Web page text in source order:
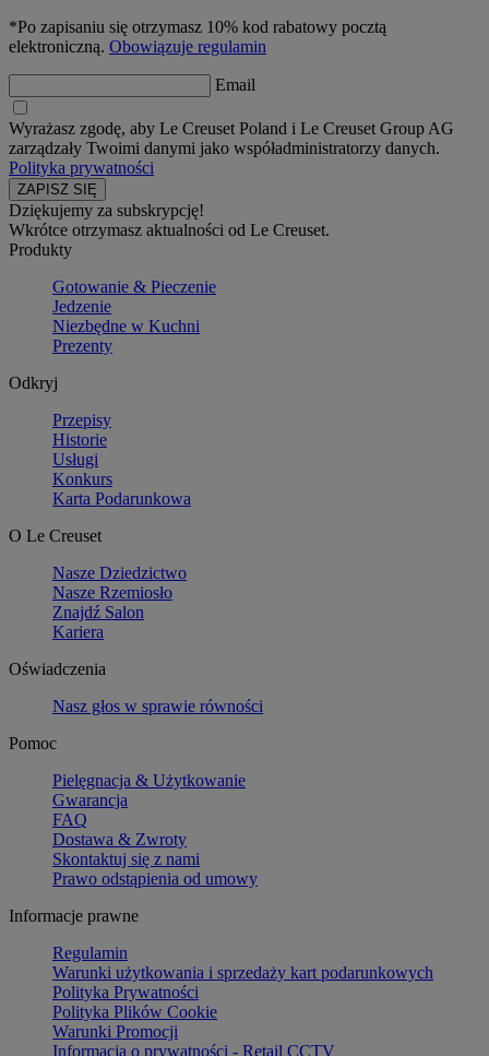
*Po zapisaniu się otrzymasz 10% kod rabatowy pocztą
elektroniczną. Obowiązuje regulamin
Email
Wyrażasz zgodę, aby Le Creuset Poland i Le Creuset Group AG
zarządzały Twoimi danymi jako współadministratorzy danych.
Polityka prywatności
Dziękujemy za subskrypcję!
Wkrótce otrzymasz aktualności od Le Creuset.
Produkty
Gotowanie & Pieczenie
Jedzenie
Niezbędne w Kuchni
Prezenty
Odkryj
Przepisy
Historie
Usługi
Konkurs
Karta Podarunkowa
O Le Creuset
Nasze Dziedzictwo
Nasze Rzemiosło
Znajdź Salon
Kariera
Oświadczenia
Nasz głos w sprawie równości
Pomoc
Pielęgnacja & Użytkowanie
Gwarancja
FAQ
Dostawa & Zwroty
Skontaktuj się z nami
Prawo odstąpienia od umowy
Informacje prawne
Regulamin
Warunki użytkowania i sprzedaży kart podarunkowych
Polityka Prywatności
Polityka Plików Cookie
Warunki Promocji
Informacja o prywatności - Retail CCTV